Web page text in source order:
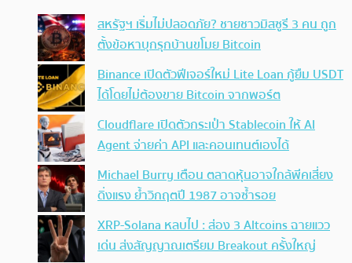
สหรัฐฯ เริ่มไม่ปลอดภัย? ชายชาวมิสซูรี 3 คน ถูก
ตั้งข้อหาบุกรุกบ้านขโมย Bitcoin
Binance เปิดตัวฟีเจอร์ใหม่ Lite Loan กู้ยืม USDT
ได้โดยไม่ต้องขาย Bitcoin จากพอร์ต
Cloudflare เปิดตัวกระเป๋า Stablecoin ให้ AI
Agent จ่ายค่า API และคอนเทนต์เองได้
Michael Burry เตือน ตลาดหุ้นอาจใกล้พีคเสี่ยง
ดิ่งแรง ย้ำวิกฤตปี 1987 อาจซ้ำรอย
XRP-Solana หลบไป : ส่อง 3 Altcoins ฉายแวว
เด่น ส่งสัญญาณเตรียม Breakout ครั้งใหญ่